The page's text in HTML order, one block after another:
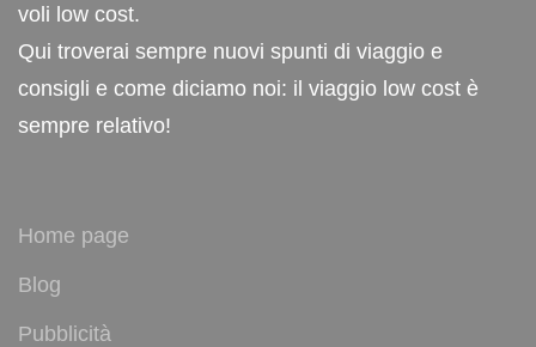
voli low cost.
Qui troverai sempre nuovi spunti di viaggio e
consigli e come diciamo noi: il viaggio low cost è
sempre relativo!
Home page
Blog
Pubblicità